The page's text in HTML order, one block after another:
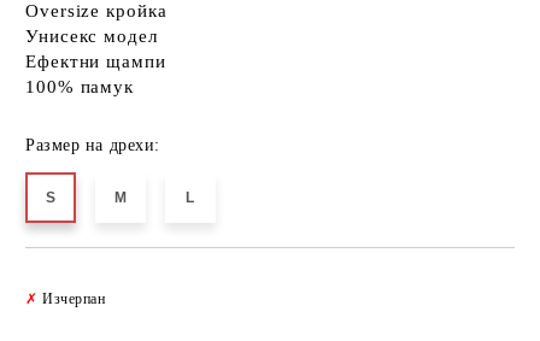
Oversize кройка
Унисекс модел
Ефектни щампи
100% памук
Размер на дрехи:
S M L
✗ Изчерпан